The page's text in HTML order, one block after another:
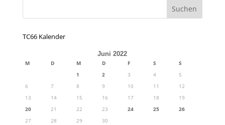
TC66 Kalender
Juni 2022
M D M D F S
S
1
2 3 4
5
6
7 8 9 10 11
12
13
14 15 16 17 18
19
20
21 22 23 24 25
26
27
28 29
30